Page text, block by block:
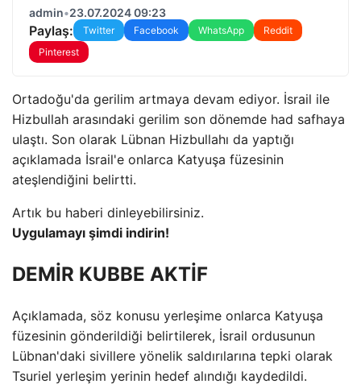
admin•23.07.2024 09:23
Paylaş: Twitter Facebook WhatsApp
Reddit
Pinterest
Ortadoğu'da gerilim artmaya devam ediyor. İsrail ile
Hizbullah arasındaki gerilim son dönemde had safhaya
ulaştı. Son olarak Lübnan Hizbullahı da yaptığı
açıklamada İsrail'e onlarca Katyuşa füzesinin
ateşlendiğini belirtti.
Artık bu haberi dinleyebilirsiniz.
Uygulamayı şimdi indirin!
DEMİR KUBBE AKTİF
Açıklamada, söz konusu yerleşime onlarca Katyuşa
füzesinin gönderildiği belirtilerek, İsrail ordusunun
Lübnan'daki sivillere yönelik saldırılarına tepki olarak
Tsuriel yerleşim yerinin hedef alındığı kaydedildi.